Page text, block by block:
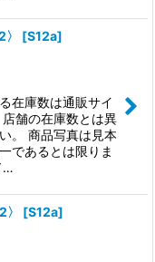
[S12a]
在庫数は通販サイ
舗の在庫数とは異
。 商品写真は見本
であるとは限りま
…
[S12a]